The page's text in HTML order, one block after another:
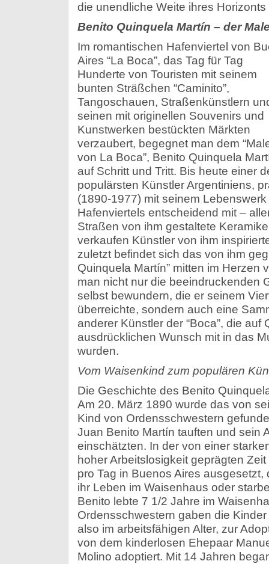
die unendliche Weite ihres Horizonts
Benito Quinquela Martín – der
Im romantischen Hafenviertel von
Aires “La Boca”, das Tag für Tag
Hunderte von Touristen mit seinem
bunten Sträßchen “Caminito”,
Tangoschauen, Straßenkünstlern
seinen mit originellen Souvenirs und
Kunstwerken bestückten Märkten
verzaubert, begegnet man dem
von La Boca”, Benito Quinquela
auf Schritt und Tritt. Bis heute einer
populärsten Künstler Argentiniens,
(1890-1977) mit seinem
Hafenviertels entscheidend mit –
Straßen von ihm gestaltete
verkaufen Künstler von ihm
zuletzt befindet sich das von ihm
Quinquela Martín” mitten im Herzen
man nicht nur die beeindruckenden
selbst bewundern, die er seinem
überreichte, sondern auch eine
anderer Künstler der “Boca”, die auf
ausdrücklichen Wunsch mit in das
wurden.
Vom Waisenkind zum populären
Die Geschichte des Benito
Am 20. März 1890 wurde das von
Kind von Ordensschwestern
Juan Benito Martín tauften und sein
einschätzten. In der von einer
hoher Arbeitslosigkeit geprägten
pro Tag in Buenos Aires
ihr Leben im Waisenhaus oder
Benito lebte 7 1/2 Jahre im
Ordensschwestern gaben die
also im arbeitsfähigen Alter, zur
von dem kinderlosen Ehepaar
Molino adoptiert. Mit 14 Jahren